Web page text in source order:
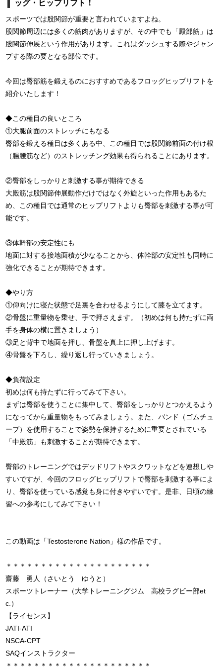
ッグ・ヒップリフト！
スポーツでは股関節が重要と言われていますよね。
股関節周辺には多くの筋肉がありますが、その中でも「殿部筋」は
股関節伸展という作用があります。これはダッシュする際やジャン
プする際の要となる部位です。
今回は臀部筋を鍛えるのにおすすめであるフロッグヒップリフトを
紹介いたします！
◆この種目の良いところ
①大腿前面のストレッチにもなる
臀部を鍛える種目は多くある中、この種目では股関節前面の付け根
（腸腰筋など）のストレッチング効果も得られることにあります。
②臀部をしっかりと刺激する事が期待できる
大殿筋は股関節伸展動作だけではなく外旋といった作用もあるた
め、この種目では通常のヒップリフトよりも臀部を刺激する事が可
能です。
③体幹部の安定性にも
地面に対する接地面積が少なることから、体幹部の安定性も同時に
強化できることが期待できます。
◆やり方
①仰向けに寝た状態で足裏を合わせるようにして膝を立てます。
②骨盤に重量物を乗せ、手で押さえます。（初めは何も持たずに両
手を身体の横に置きましょう）
③足と背中で地面を押し、骨盤を真上に押し上げます。
④骨盤を下ろし、繰り返し行っていきましょう。
◆負荷設定
初めは何も持たずに行ってみて下さい。
まずは臀部を使うことに集中して、臀部をしっかりとつかえるよう
になってから重量物をもってみましょう。また、バンド（ゴムチュ
ーブ）を使用することで姿勢を保持するために重要とされている
「中殿筋」も刺激することが期待できます。
臀部のトレーニングではデッドリフトやスクワットなどを連想しや
すいですが、今回のフロッグヒップリフトで臀部を刺激する事によ
り、臀部を使っている感覚も身に付きやすいです。是非、日頃の練
習への参考にしてみて下さい！
この動画は「Testosterone Nation」様の作品です。
＊＊＊＊＊＊＊＊＊＊＊＊＊＊＊＊＊＊＊＊＊
齋藤 勇人（さいとう ゆうと）
スポーツトレーナー（大学トレーニングジム 高校ラグビー部et
c.）
【ライセンス】
JATI-ATI
NSCA-CPT
SAQインストラクター
＊＊＊＊＊＊＊＊＊＊＊＊＊＊＊＊＊＊＊＊＊